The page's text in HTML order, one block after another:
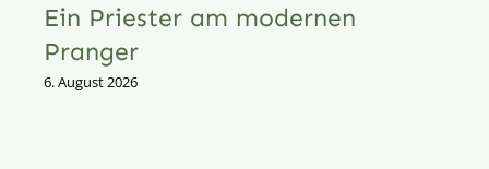
Ein Priester am modernen
Pranger
6. August 2026